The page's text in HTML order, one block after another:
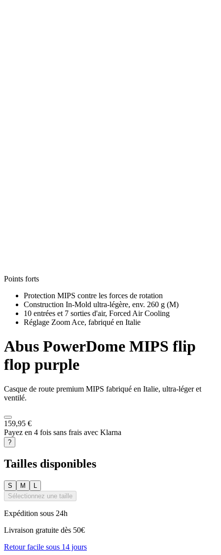
Points forts
Protection MIPS contre les forces de rotation
Construction In-Mold ultra-légère, env. 260 g (M)
10 entrées et 7 sorties d'air, Forced Air Cooling
Réglage Zoom Ace, fabriqué en Italie
Abus PowerDome MIPS flip
flop purple
Casque de route premium MIPS fabriqué en Italie, ultra-léger et
ventilé.
159,95 €
Payez en 4 fois sans frais avec Klarna
?
Tailles disponibles
S M
L
Sélectionnez une taille
Expédition sous 24h
Livraison gratuite dès 50€
Retour facile sous 14 jours